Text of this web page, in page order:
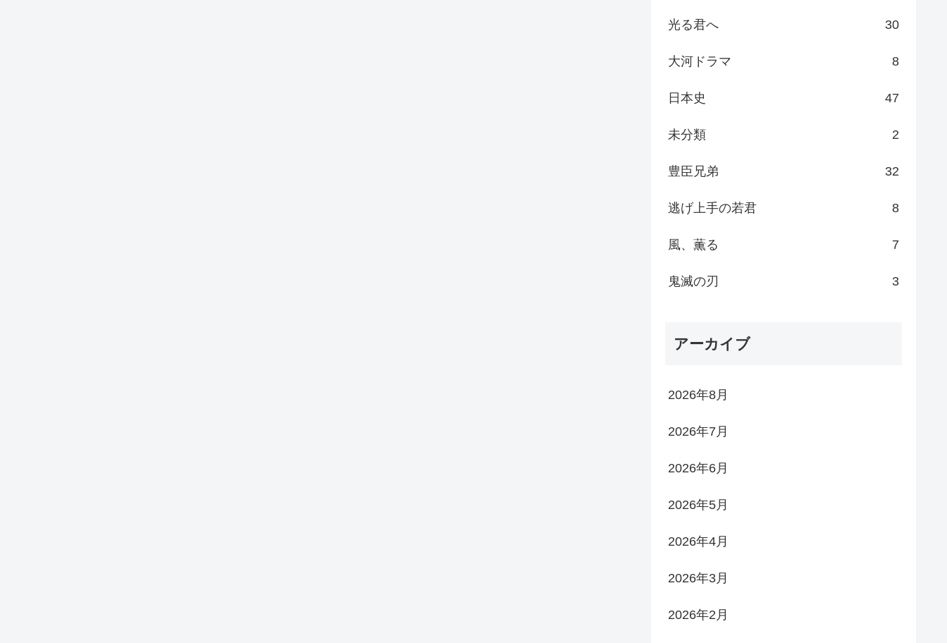
光る君へ 30
大河ドラマ 8
日本史 47
未分類 2
豊臣兄弟 32
逃げ上手の若君 8
風、薫る 7
鬼滅の刃 3
アーカイブ
2026年8月
2026年7月
2026年6月
2026年5月
2026年4月
2026年3月
2026年2月